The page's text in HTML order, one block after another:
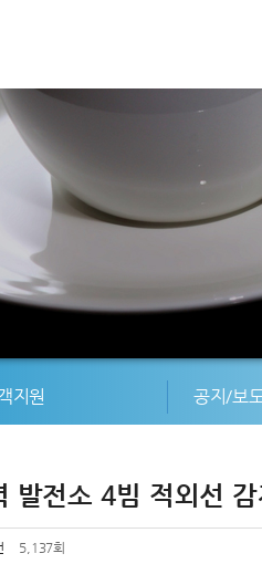
지원 공지/보
발전소 4빔 적외선
5,137회